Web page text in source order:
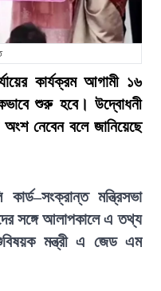
কার্যক্রম আগামী ১৬
শুরু হবে। উদ্বোধনী
অংশ নেবেন বলে জানিয়েছে
মন্ত্রিসভা
সঙ্গে আলাপকালে এ তথ্য
মন্ত্রী এ জেড এম